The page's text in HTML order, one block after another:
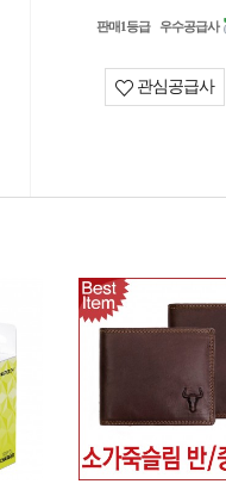
판매1등급 우수공급사
관심공급사